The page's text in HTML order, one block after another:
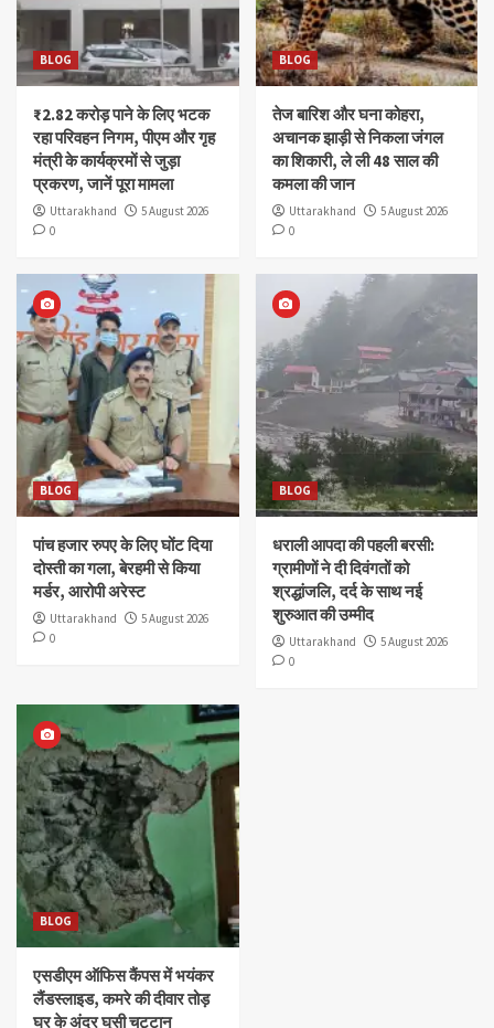
BLOG
₹2.82 करोड़ पाने के लिए भटक
रहा परिवहन निगम, पीएम और गृह
मंत्री के कार्यक्रमों से जुड़ा
प्रकरण, जानें पूरा मामला
Uttarakhand
5 August 2026
0
BLOG
तेज बारिश और घना कोहरा,
अचानक झाड़ी से निकला जंगल
का शिकारी, ले ली 48 साल की
कमला की जान
Uttarakhand
5 August 2026
0
BLOG
पांच हजार रुपए के लिए घोंट दिया
दोस्ती का गला, बेरहमी से किया
मर्डर, आरोपी अरेस्ट
Uttarakhand
5 August 2026
0
BLOG
धराली आपदा की पहली बरसी:
ग्रामीणों ने दी दिवंगतों को
श्रद्धांजलि, दर्द के साथ नई
शुरुआत की उम्मीद
Uttarakhand
5 August 2026
0
BLOG
एसडीएम ऑफिस कैंपस में भयंकर
लैंडस्लाइड, कमरे की दीवार तोड़
घर के अंदर घुसी चट्टान